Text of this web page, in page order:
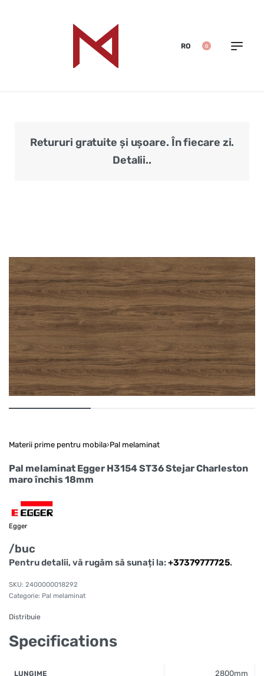
RO 0
Retururi gratuite și ușoare. În fiecare zi.
Detalii..
Materii prime pentru mobila›Pal melaminat
Pal melaminat Egger H3154 ST36 Stejar Charleston
maro închis 18mm
Egger
/buc
Pentru detalii, vă rugăm să sunați la:+37379777725.
2400000018292
Categorie: Pal melaminat
Distribuie
Specifications
LUNGIME 2800mm